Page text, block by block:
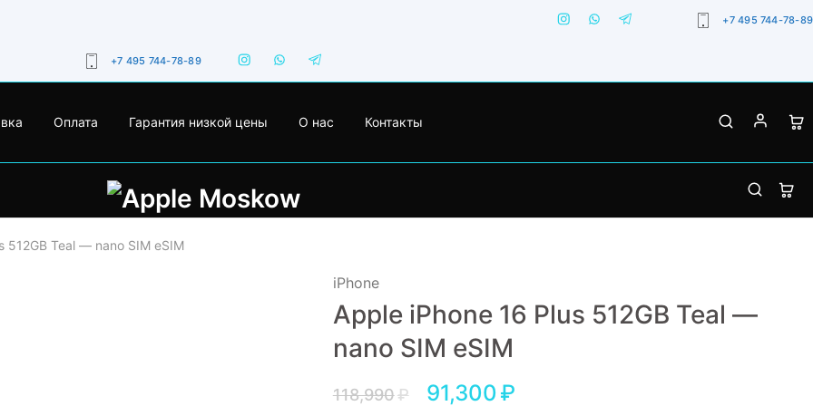
+7 495 744-78-89
+7 495 744-78-89
Оплата Гарантия низкой цены О нас Контакты
512GB Teal — nano SIM eSIM
iPhone
Apple iPhone 16 Plus 512GB Teal —
nano SIM eSIM
118,990₽ 91,300₽